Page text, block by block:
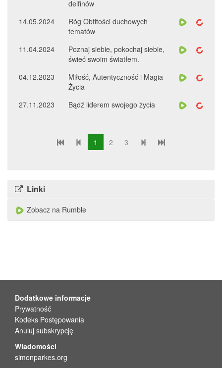
delfinów
14.05.2024
Róg Obfitości duchowych
tematów
11.04.2024
Poznaj siebie, pokochaj siebie,
świeć swoim światłem.
04.12.2023
Miłość, Autentyczność i Magia
Życia
27.11.2023
Bądź liderem swojego życia
1 2 3
Linki
Zobacz na Rumble
Dodatkowe informacje
Prywatność
Kodeks Postępowania
Anuluj subskrypcję
Wiadomości
simonparkes.org